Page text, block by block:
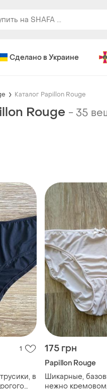
Сделано в Украине
Каталог Papillon Rouge
Rouge - 35
1
в
175 грн
Papillon Rouge
Шикарные,
нежно